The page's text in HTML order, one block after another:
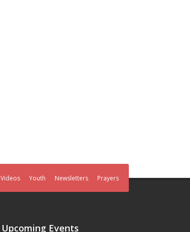
Videos Youth Newsletters Prayers
Upcoming Events